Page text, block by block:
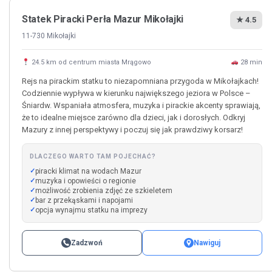
Statek Piracki Perła Mazur Mikołajki
11-730 Mikołajki
★ 4.5
24.5 km od centrum miasta Mrągowo 28 min
Rejs na pirackim statku to niezapomniana przygoda w Mikołajkach!
Codziennie wypływa w kierunku największego jeziora w Polsce –
Śniardw. Wspaniała atmosfera, muzyka i pirackie akcenty sprawiają,
że to idealne miejsce zarówno dla dzieci, jak i dorosłych. Odkryj
Mazury z innej perspektywy i poczuj się jak prawdziwy korsarz!
DLACZEGO WARTO TAM POJECHAĆ?
piracki klimat na wodach Mazur
muzyka i opowieści o regionie
możliwość zrobienia zdjęć ze szkieletem
bar z przekąskami i napojami
opcja wynajmu statku na imprezy
Zadzwoń Nawiguj